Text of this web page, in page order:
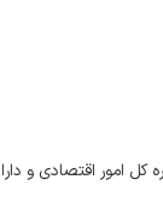
امور اقتصادی و